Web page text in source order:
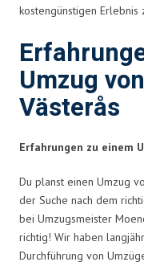
kostengünstigen Erlebnis
Umzug
Västerås
Erfahrungen zu einem
Du planst einen Umzug
der Suche nach dem
bei Umzugsmeister
richtig! Wir haben
Durchführung von